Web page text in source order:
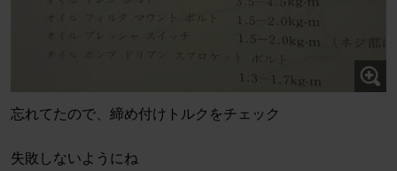
忘れてたので、締め付けトルクをチェック
失敗しないようにね